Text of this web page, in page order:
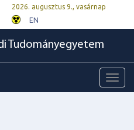
2026. augusztus 9., vasárnap
EN
Tudományegyetem